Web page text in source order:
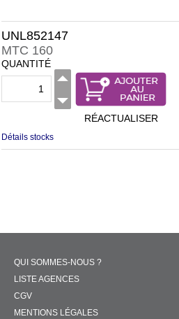
UNL852147
MTC 160
QUANTITÉ
RÉACTUALISER
Détails stocks
QUI SOMMES-NOUS ?
LISTE AGENCES
CGV
MENTIONS LÉGALES